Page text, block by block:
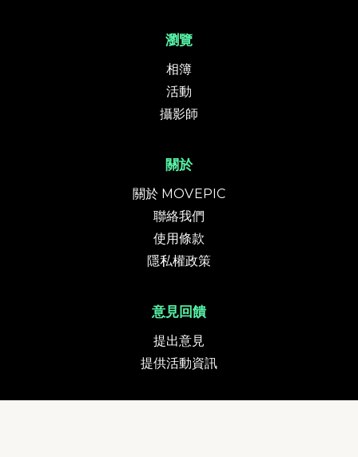
瀏覽
相簿
活動
攝影師
關於
關於 MOVEPIC
聯絡我們
使用條款
隱私權政策
意見回饋
提出意見
提供活動資訊